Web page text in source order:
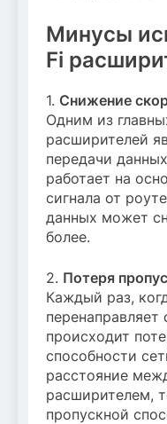
Минусы
Fi
1. Снижение
Одним из
расширителей
передачи
работает на
сигнала от
данных может
более.
2. Потеря
Каждый раз,
перенаправляет
происходит
способности
расстояние
расширителем,
пропускной